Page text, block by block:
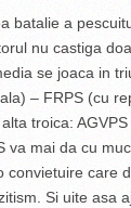
batalie a
nu castiga
se joaca in
– FRPS (cu
troica:
va mai da cu
convietuire care
Si uite asa